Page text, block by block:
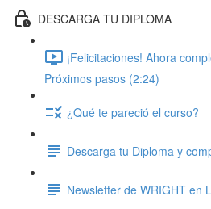
DESCARGA TU DIPLOMA
¡Felicitaciones! Ahora
Próximos pasos (2:24)
¿Qué te pareció el curso?
Descarga tu Diploma y
Newsletter de WRIGHT en